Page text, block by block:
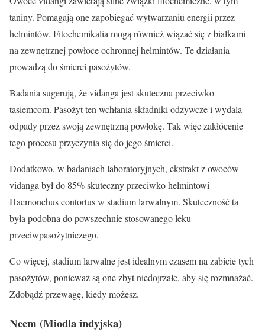
taniny. Pomagają one zapobiegać wytwarzaniu energii przez
helmintów. Fitochemikalia mogą również wiązać się z białkami
na zewnętrznej powłoce ochronnej helmintów. Te działania
prowadzą do śmierci pasożytów.
Badania sugerują, że vidanga jest skuteczna przeciwko
tasiemcom. Pasożyt ten wchłania składniki odżywcze i wydala
odpady przez swoją zewnętrzną powłokę. Tak więc zakłócenie
tego procesu przyczynia się do jego śmierci.
Dodatkowo, w badaniach laboratoryjnych, ekstrakt z owoców
vidanga był do 85% skuteczny przeciwko helmintowi
Haemonchus contortus w stadium larwalnym. Skuteczność ta
była podobna do powszechnie stosowanego leku
przeciwpasożytniczego.
Co więcej, stadium larwalne jest idealnym czasem na zabicie tych
pasożytów, ponieważ są one zbyt niedojrzałe, aby się rozmnażać.
Zdobądź przewagę, kiedy możesz.
Neem (Miodla indyjska)